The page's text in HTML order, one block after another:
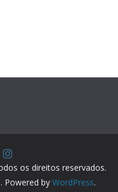
os direitos reservados.
Powered by WordPress.